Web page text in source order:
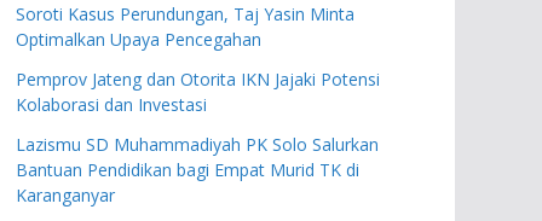
Soroti Kasus Perundungan, Taj Yasin Minta
Optimalkan Upaya Pencegahan
Pemprov Jateng dan Otorita IKN Jajaki Potensi
Kolaborasi dan Investasi
Lazismu SD Muhammadiyah PK Solo Salurkan
Bantuan Pendidikan bagi Empat Murid TK di
Karanganyar